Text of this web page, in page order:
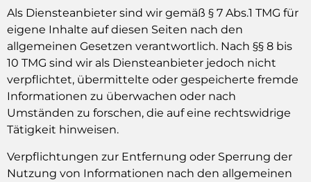
Als Diensteanbieter sind wir gemäß § 7 Abs.1 TMG für
eigene Inhalte auf diesen Seiten nach den
allgemeinen Gesetzen verantwortlich. Nach §§ 8 bis
10 TMG sind wir als Diensteanbieter jedoch nicht
verpflichtet, übermittelte oder gespeicherte fremde
Informationen zu überwachen oder nach
Umständen zu forschen, die auf eine rechtswidrige
Tätigkeit hinweisen.
Verpflichtungen zur Entfernung oder Sperrung der
Nutzung von Informationen nach den allgemeinen